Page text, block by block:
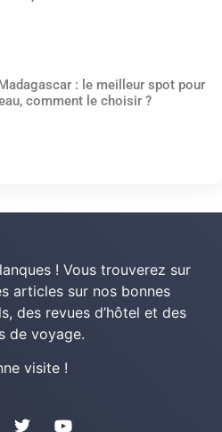
: le meilleur spot pour
comment le choisir ?
! Vous trouverez sur
articles sur nos bonnes
des revues d’hôtel et des
de voyage.
visite !